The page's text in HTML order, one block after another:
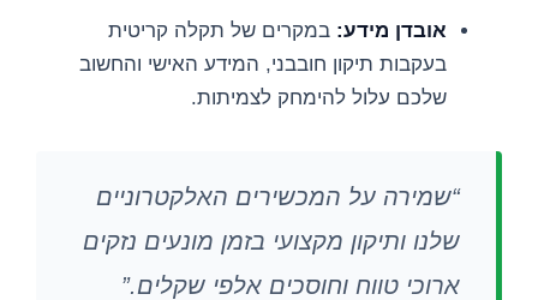
אובדן מידע: במקרים של תקלה קריטית
בעקבות תיקון חובבני, המידע האישי והחשוב
שלכם עלול להימחק לצמיתות.
“שמירה על המכשירים האלקטרוניים
שלנו ותיקון מקצועי בזמן מונעים נזקים
ארוכי טווח וחוסכים אלפי שקלים.”